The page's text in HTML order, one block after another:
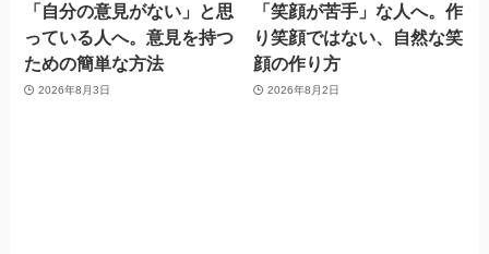
「自分の意見がない」と思
っている人へ。意見を持つ
ための簡単な方法
2026年8月3日
「笑顔が苦手」な人へ。作
り笑顔ではない、自然な笑
顔の作り方
2026年8月2日